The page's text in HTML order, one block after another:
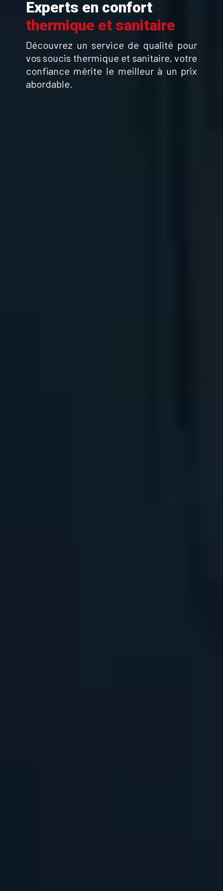
Experts en confort
thermique et sanitaire
Découvrez un service de qualité pour
vos soucis thermique et sanitaire, votre
confiance mérite le meilleur à un prix
abordable.